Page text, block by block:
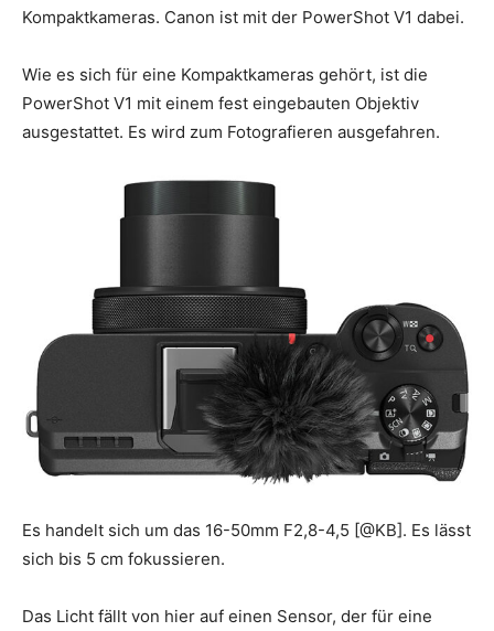
Kompaktkameras. Canon ist mit der PowerShot V1 dabei.
Wie es sich für eine Kompaktkameras gehört, ist die
PowerShot V1 mit einem fest eingebauten Objektiv
ausgestattet. Es wird zum Fotografieren ausgefahren.
Es handelt sich um das 16-50mm F2,8-4,5 [@KB]. Es lässt
sich bis 5 cm fokussieren.
Das Licht fällt von hier auf einen Sensor, der für eine